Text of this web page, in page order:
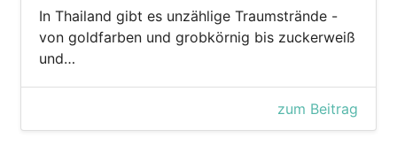
In Thailand gibt es unzählige Traumstrände -
von goldfarben und grobkörnig bis zuckerweiß
und…
zum Beitrag